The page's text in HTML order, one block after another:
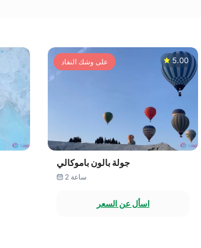
على وشك النفاد 5.00
جولة بالون باموكالي
2 ساعة
اسأل عن السعر